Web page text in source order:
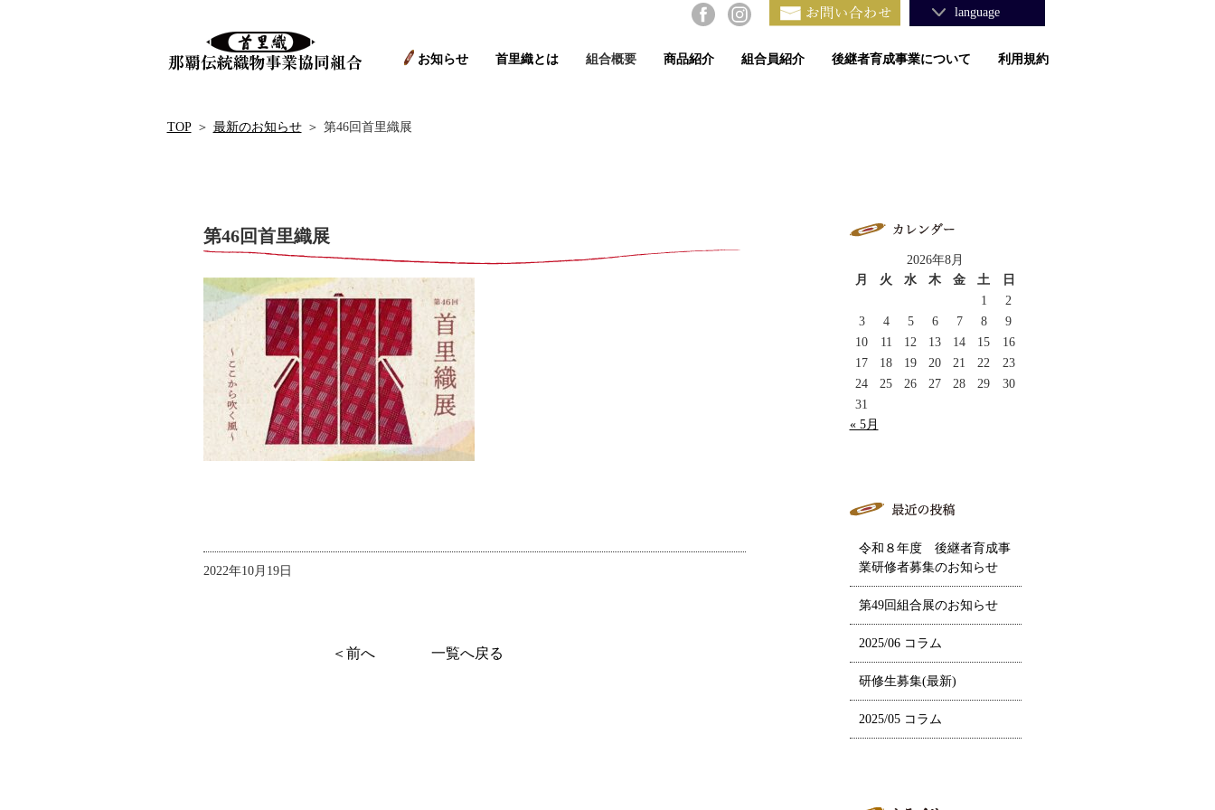
お知らせ 首里織とは 組合概要 商品紹介 組合員紹介 後継者育成事業について 利用規約
language
TOP ＞ 最新のお知らせ ＞ 第46回首里織展
第46回首里織展
2022年10月19日
＜前へ 一覧へ戻る
2026年8月
月
火 水 木 金 土
日
1
2
3
4 5 6 7 8
9
10
11 12 13 14 15
16
17
18 19 20 21 22
23
24
25 26 27 28 29
30
31
« 5月
令和８年度 後継者育成事
業研修者募集のお知らせ
第49回組合展のお知らせ
2025/06 コラム
研修生募集(最新)
2025/05 コラム